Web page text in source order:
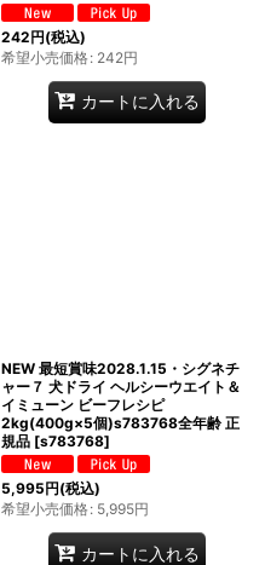
242円(税込)
希望小売価格: 242円
カートに入れる
NEW 最短賞味2028.1.15・シグネチ
ャー７ 犬ドライ ヘルシーウエイト＆
イミューン ビーフレシピ
2kg(400g×5個)s783768全年齢 正
規品 [s783768]
5,995円(税込)
希望小売価格: 5,995円
カートに入れる